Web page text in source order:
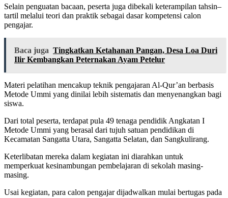
Selain penguatan bacaan, peserta juga dibekali keterampilan tahsin–
tartil melalui teori dan praktik sebagai dasar kompetensi calon
pengajar.
Baca juga Tingkatkan Ketahanan Pangan, Desa Loa Duri
Ilir Kembangkan Peternakan Ayam Petelur
Materi pelatihan mencakup teknik pengajaran Al-Qur’an berbasis
Metode Ummi yang dinilai lebih sistematis dan menyenangkan bagi
siswa.
Dari total peserta, terdapat pula 49 tenaga pendidik Angkatan I
Metode Ummi yang berasal dari tujuh satuan pendidikan di
Kecamatan Sangatta Utara, Sangatta Selatan, dan Sangkulirang.
Keterlibatan mereka dalam kegiatan ini diarahkan untuk
memperkuat kesinambungan pembelajaran di sekolah masing-
masing.
Usai kegiatan, para calon pengajar dijadwalkan mulai bertugas pada